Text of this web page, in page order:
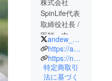
株式会社
SpinLife代表
取締役社長 /
医師 中村
恒星
北海道大学
医学部医学
andew_chocolate
https://andew.co.jp
https://note.com/kkkkosei777
特定商取引
法に基づく